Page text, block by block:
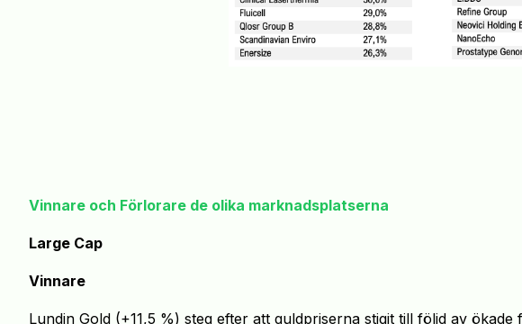
Vinnare och Förlorare de olika marknadsplatserna
Large Cap
Vinnare
Lundin Gold (+11,5 %) steg efter att guldpriserna stigit till följd av